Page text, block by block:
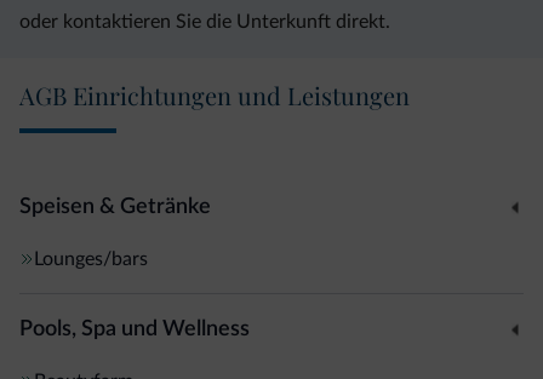
oder kontaktieren Sie die Unterkunft direkt.
AGB Einrichtungen und Leistungen
Speisen & Getränke
Lounges/bars
Pools, Spa und Wellness